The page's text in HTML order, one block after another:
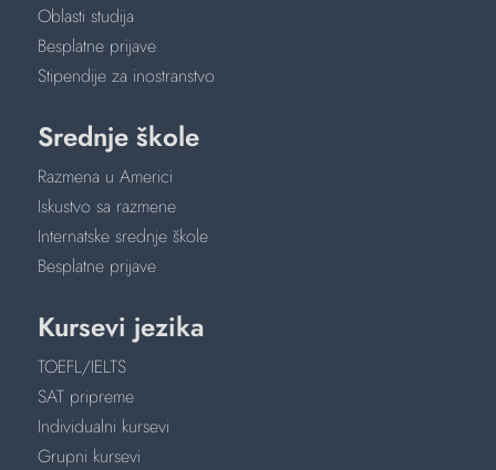
Oblasti studija
Besplatne prijave
Stipendije za inostranstvo
Srednje škole
Razmena u Americi
Iskustvo sa razmene
Internatske srednje škole
Besplatne prijave
Kursevi jezika
TOEFL/IELTS
SAT pripreme
Individualni kursevi
Grupni kursevi